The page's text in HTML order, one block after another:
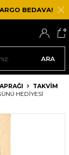
BEDAVA!
ARA
0
TAKVIM
HEDIYESI